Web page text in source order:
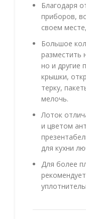
Благодаря
приборов,
своем
Большое
разместить
но и другие
крышки,
терку,
мелочь.
Лоток
и цветом
для кухни
Для более